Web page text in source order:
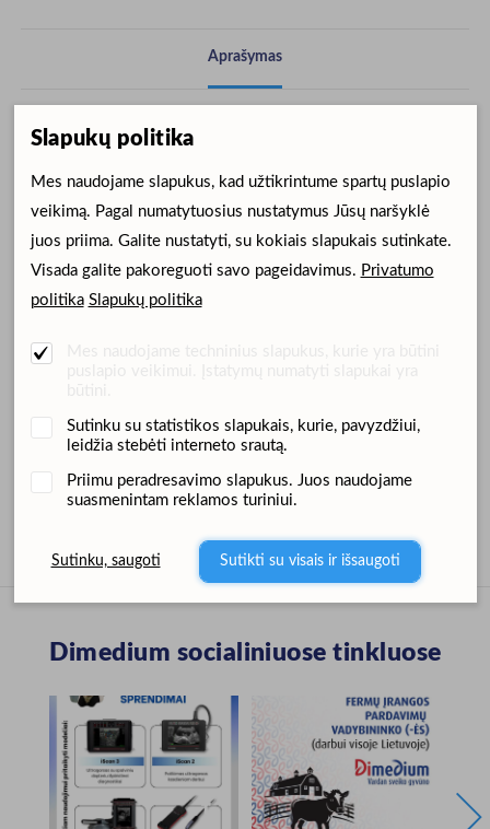
Aprašymas
Aprašymas
Priedų rinkinį sudaro:
6 „Venturi“ (po 1 kiekvienos spalvos: žalias, raudonas, geltonas,
baltas, mėlynas ir 1 baltas be angų)
1 nebulizatorius
1 dangtelis
Svoris su pakuote (kg): 0,13.
Papildoma informacija
Dimedium socialiniuose tinkluose
Slapukų politika
Mes naudojame slapukus, kad užtikrintume spartų puslapio
veikimą. Pagal numatytuosius nustatymus Jūsų naršyklė
juos priima. Galite nustatyti, su kokiais slapukais sutinkate.
Visada galite pakoreguoti savo pageidavimus. Privatumo
politika Slapukų politika
Sutinku su statistikos slapukais, kurie, pavyzdžiui,
leidžia stebėti interneto srautą.
Priimu peradresavimo slapukus. Juos naudojame
suasmenintam reklamos turiniui.
Sutinku, saugoti Sutikti su visais ir išsaugoti